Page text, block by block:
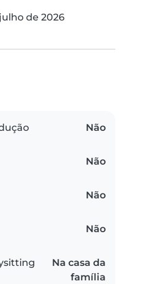
de 2026
Não
Não
Não
Não
Na casa da
família